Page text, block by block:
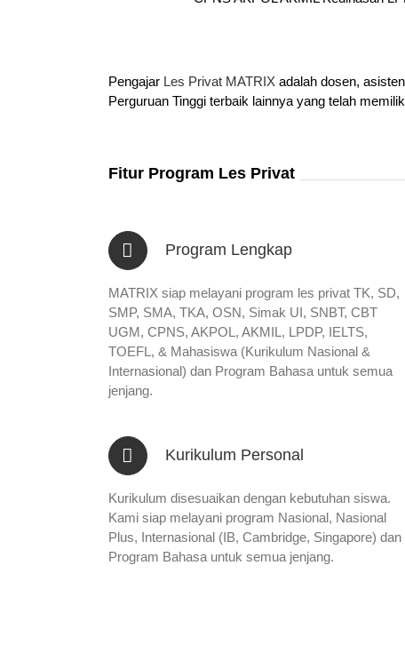
Pengajar Les Privat MATRIX adalah dosen,
Perguruan Tinggi terbaik lainnya yang telah
Fitur Program Les Privat
Program Lengkap
MATRIX siap melayani program les privat TK, SD,
SMP, SMA, TKA, OSN, Simak UI, SNBT, CBT
UGM, CPNS, AKPOL, AKMIL, LPDP, IELTS,
TOEFL, & Mahasiswa (Kurikulum Nasional &
Internasional) dan Program Bahasa untuk semua
jenjang.
Kurikulum Personal
Kurikulum disesuaikan dengan kebutuhan siswa.
Kami siap melayani program Nasional, Nasional
Plus, Internasional (IB, Cambridge, Singapore) dan
Program Bahasa untuk semua jenjang.